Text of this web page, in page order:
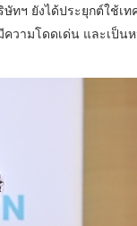
ทฯ ยังได้ประยุกต์ใช้เ
วามโดดเด่น และเป็น